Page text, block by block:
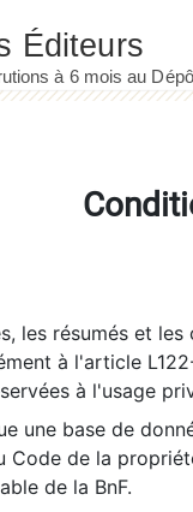
les résumés et
à l'article
à l'usage
une base de
Code de la
de la BnF.